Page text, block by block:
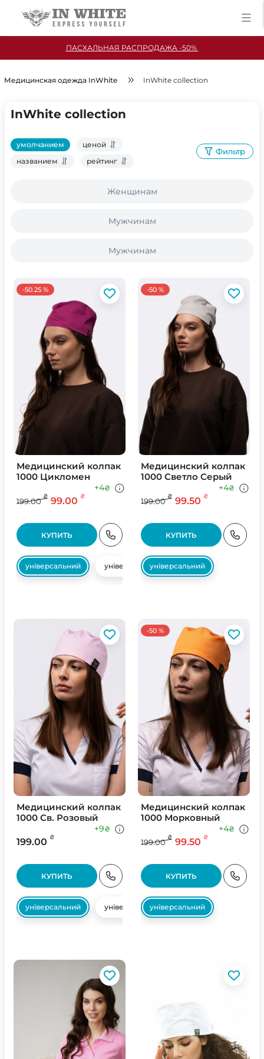
ПАСХАЛЬНАЯ РАСПРОДАЖА -50%
Медицинская одежда InWhite InWhite collection
InWhite collection
умолчанием
ценой
названием
рейтинг
Фильтр
Женщинам
Мужчинам
Мужчинам
-50.25 %
Медицинский колпак
1000 Цикломен
199.00
₴ 99.00 ₴
+4₴
КУПИТЬ
універсальний універсальний
-50 %
Медицинский колпак
1000 Светло Серый
199.00
₴ 99.50 ₴
+4₴
КУПИТЬ
універсальний
Медицинский колпак
1000 Св. Розовый
199.00 ₴
+9₴
КУПИТЬ
універсальний універсальний
-50 %
Медицинский колпак
1000 Морковный
199.00
₴ 99.50 ₴
+4₴
КУПИТЬ
універсальний